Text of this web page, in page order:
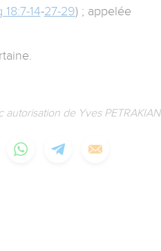
18:7-14-27-29) ; appelée
autorisation de Yves PETRAKIAN